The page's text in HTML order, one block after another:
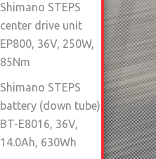
Shimano STEPS
center drive unit
EP800, 36V, 250W,
85Nm
Shimano STEPS
battery (down tube)
BT-E8016, 36V,
14.0Ah, 630Wh